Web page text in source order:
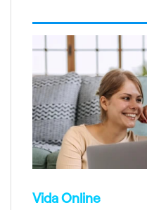
Vida Online